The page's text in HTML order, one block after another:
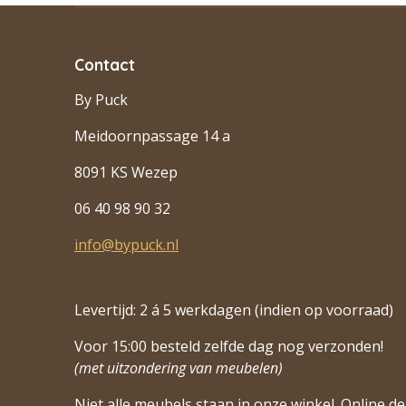
Contact
By Puck
Meidoornpassage 14 a
8091 KS Wezep
06 40 98 90 32
info@bypuck.nl
Levertijd: 2 á 5 werkdagen (indien op voorraad)
Voor 15:00 besteld zelfde dag nog verzonden!
(met uitzondering van meubelen)